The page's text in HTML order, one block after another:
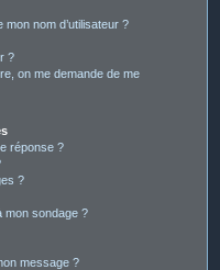
nom d’utilisateur ?
?
on me demande de me
réponse ?
?
mon sondage ?
message ?